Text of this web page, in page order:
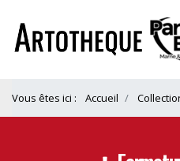
Vous êtes ici : Accueil